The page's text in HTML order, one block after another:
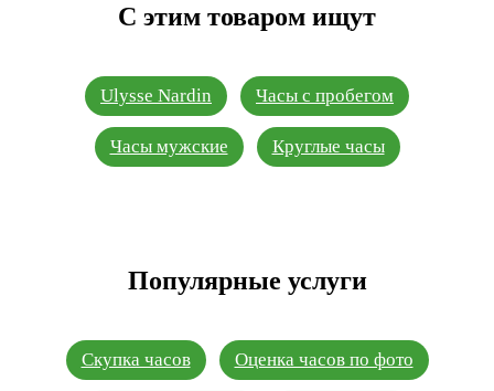
С этим товаром ищут
Ulysse Nardin Часы с пробегом
Часы мужские Круглые часы
Популярные услуги
Скупка часов Оценка часов по фото